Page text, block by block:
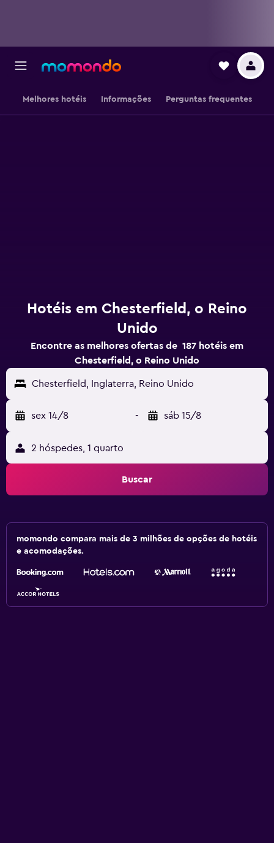
Melhores hotéis Informações Perguntas frequentes
Hotéis em Chesterfield, o Reino
Unido
Encontre as melhores ofertas de 187 hotéis em
Chesterfield, o Reino Unido
Chesterfield, Inglaterra, Reino Unido
sex 14/8 - sáb 15/8
2 hóspedes, 1 quarto
Buscar
momondo compara mais de 3 milhões de opções de hotéis
e acomodações.